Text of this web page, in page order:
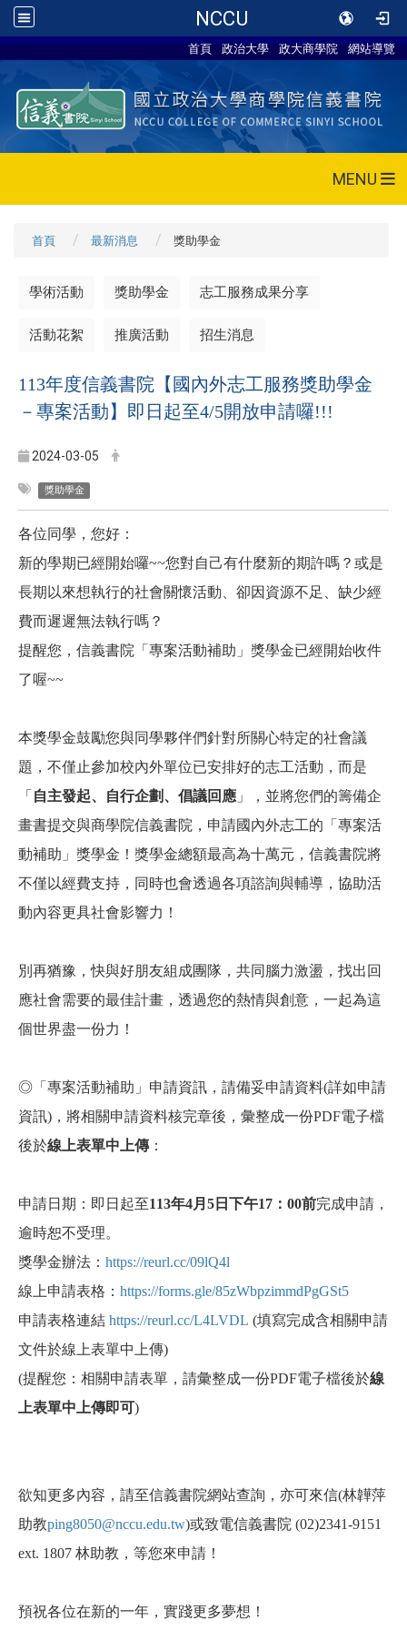
NCCU
首頁 政治大學 政大商學院 網站導覽
MENU
首頁 最新消息 獎助學金
學術活動 獎助學金 志工服務成果分享
活動花絮 推廣活動 招生消息
113年度信義書院【國內外志工服務獎助學金
－專案活動】即日起至4/5開放申請囉!!!
2024-03-05
獎助學金
各位同學，您好：
新的學期已經開始囉~~您對自己有什麼新的期許嗎？或是
長期以來想執行的社會關懷活動、卻因資源不足、缺少經
費而遲遲無法執行嗎？
提醒您，信義書院「專案活動補助」獎學金已經開始收件
了喔~~
本獎學金鼓勵您與同學夥伴們針對所關心特定的社會議
題，不僅止參加校內外單位已安排好的志工活動，而是
「 自主發起、自行企劃、倡議回應 」，並將您們的籌備企
畫書提交與商學院信義書院，申請國內外志工的「專案活
動補助」獎學金！獎學金總額最高為十萬元，信義書院將
不僅以經費支持，同時也會透過各項諮詢與輔導，協助活
動內容更具社會影響力！
別再猶豫，快與好朋友組成團隊，共同腦力激盪，找出回
應社會需要的最佳計畫，透過您的熱情與創意，一起為這
個世界盡一份力！
◎「專案活動補助」申請資訊，請備妥申請資料(詳如申請
資訊)，將相關申請資料核完章後，彙整成一份PDF電子檔
後於線上表單中上傳：
申請日期：即日起至113年4月5 日下午17 ：00前完成申請，
逾時恕不受理。
獎學金辦法： https://reurl.cc/09lQ4l
線上申請表格： https://forms.gle/85zWbpzimmdPgGSt5
申請表格連結 https://reurl.cc/L4LVDL (填寫完成含相關申請
文件於線上表單中上傳)
(提醒您：相關申請表單，請彙整成一份PDF電子檔後於線
上表單中上傳即可)
欲知更多內容，請至信義書院網站查詢，亦可來信(林韡萍
助教ping8050@nccu.edu.tw)或致電信義書院 (02)2341-9151
ext. 1807 林助教，等您來申請！
預祝各位在新的一年，實踐更多夢想！